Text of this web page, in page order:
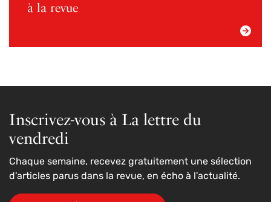
à la revue
Inscrivez-vous à La lettre du
vendredi
Chaque semaine, recevez gratuitement une sélection
d'articles parus dans la revue, en écho à l'actualité.